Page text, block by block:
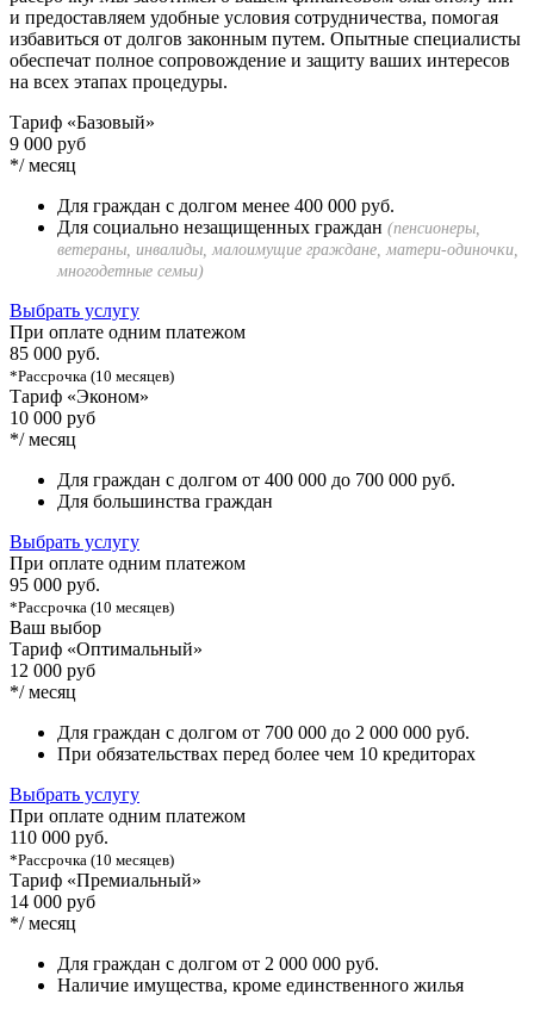
и предоставляем удобные условия сотрудничества, помогая
избавиться от долгов законным путем. Опытные специалисты
обеспечат полное сопровождение и защиту ваших интересов
на всех этапах процедуры.
Тариф «Базовый»
9 000 руб
*/ месяц
Для граждан с долгом менее 400 000 руб.
Для социально незащищенных граждан (пенсионеры,
ветераны, инвалиды, малоимущие граждане, матери-одиночки,
многодетные семьи)
Выбрать услугу
При оплате одним платежом
85 000 руб.
*Рассрочка (10 месяцев)
Тариф «Эконом»
10 000 руб
*/ месяц
Для граждан с долгом от 400 000 до 700 000 руб.
Для большинства граждан
Выбрать услугу
При оплате одним платежом
95 000 руб.
*Рассрочка (10 месяцев)
Ваш выбор
Тариф «Оптимальный»
12 000 руб
*/ месяц
Для граждан с долгом от 700 000 до 2 000 000 руб.
При обязательствах перед более чем 10 кредиторах
Выбрать услугу
При оплате одним платежом
110 000 руб.
*Рассрочка (10 месяцев)
Тариф «Премиальный»
14 000 руб
*/ месяц
Для граждан с долгом от 2 000 000 руб.
Наличие имущества, кроме единственного жилья